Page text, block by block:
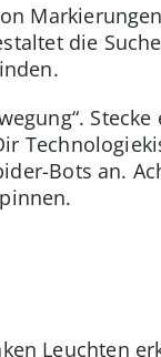
die
Bots an.
Leuchten